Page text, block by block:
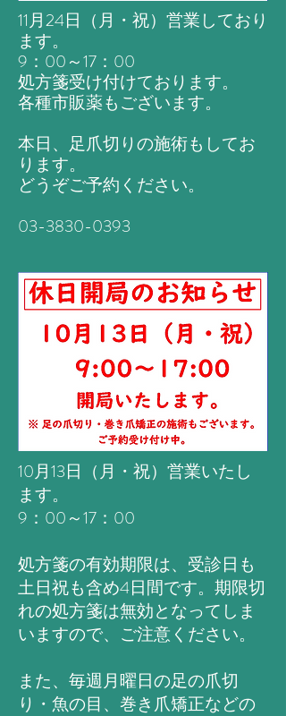
11月24日（月・祝）営業しており
ます。
9：00～17：00
処方箋受け付けております。
各種市販薬もございます。
本日、足爪切りの施術もしてお
ります。
​どうぞご予約ください。
03-3830-0393
10月13日（月・祝）営業いたし
ます。
9：00～17：00
処方箋の有効期限は、受診日も
土日祝も含め4日間です。期限切
れの処方箋は無効となってしま
いますので、ご注意ください。
また、毎週月曜日の足の爪切
り・魚の目、巻き爪矯正などの